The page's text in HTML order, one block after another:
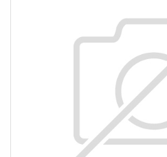
n'est nécessaireDeux LED
Google Home et